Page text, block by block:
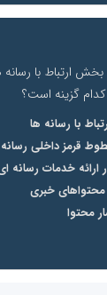
ارتباط با رسانه
گزینه است؟
با رسانه ها
قرمز داخلی
ارائه خدمات رسانه
محتواهای خبری
محتوا